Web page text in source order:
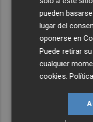
pueden
lugar del
oponerse en
Puede retirar
cualquier
cookies .